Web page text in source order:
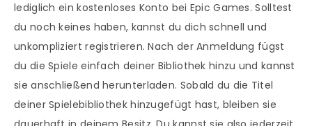
lediglich ein kostenloses Konto bei Epic Games. Solltest
du noch keines haben, kannst du dich schnell und
unkompliziert registrieren. Nach der Anmeldung fügst
du die Spiele einfach deiner Bibliothek hinzu und kannst
sie anschließend herunterladen. Sobald du die Titel
deiner Spielebibliothek hinzugefügt hast, bleiben sie